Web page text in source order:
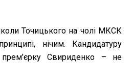
Точицького на чолі МКСК
нічим. Кандидатуру
прем’єрку Свириденко – не